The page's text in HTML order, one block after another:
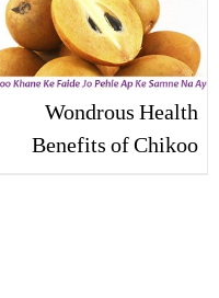
Wondrous Health
Benefits of Chikoo